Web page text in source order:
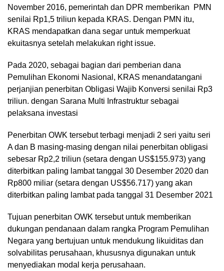
November 2016, pemerintah dan DPR memberikan PMN
senilai Rp1,5 triliun kepada KRAS. Dengan PMN itu,
KRAS mendapatkan dana segar untuk memperkuat
ekuitasnya setelah melakukan right issue.
Pada 2020, sebagai bagian dari pemberian dana
Pemulihan Ekonomi Nasional, KRAS menandatangani
perjanjian penerbitan Obligasi Wajib Konversi senilai Rp3
triliun. dengan Sarana Multi Infrastruktur sebagai
pelaksana investasi
Penerbitan OWK tersebut terbagi menjadi 2 seri yaitu seri
A dan B masing-masing dengan nilai penerbitan obligasi
sebesar Rp2,2 triliun (setara dengan US$155.973) yang
diterbitkan paling lambat tanggal 30 Desember 2020 dan
Rp800 miliar (setara dengan US$56.717) yang akan
diterbitkan paling lambat pada tanggal 31 Desember 2021
Tujuan penerbitan OWK tersebut untuk memberikan
dukungan pendanaan dalam rangka Program Pemulihan
Negara yang bertujuan untuk mendukung likuiditas dan
solvabilitas perusahaan, khususnya digunakan untuk
menyediakan modal kerja perusahaan.